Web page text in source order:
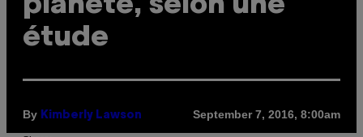
étude
By Kimberly Lawson September 7, 2016, 8:00am